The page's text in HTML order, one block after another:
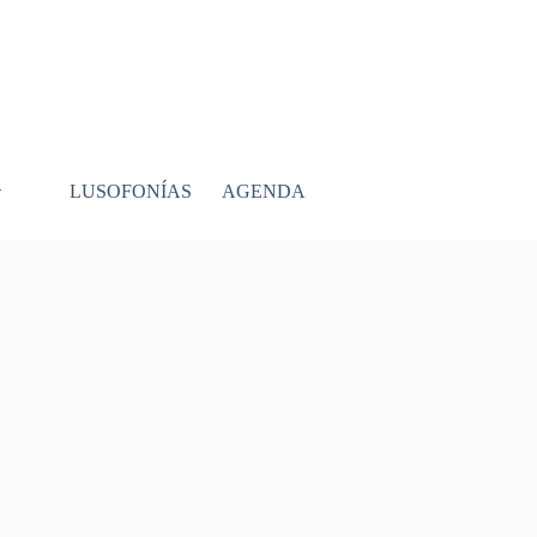
LUSOFONÍAS AGENDA